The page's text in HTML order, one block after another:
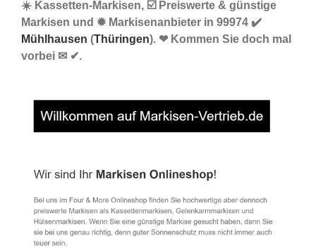
☀️ Kassetten-Markisen, ☑️ Preiswerte & günstige
Markisen und ✹ Markisenanbieter in 99974 ✔️
Mühlhausen (Thüringen). ❤ Kommen Sie doch mal
vorbei ✉ ✔.